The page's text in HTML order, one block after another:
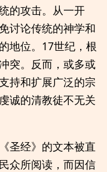
的攻击。从一开
讨论传统的神学和
地位。17世纪，根
突。反而，或多或
持和扩展广泛的宗
诚的清教徒不无关
圣经》的文本被直
众所阅读，而因信